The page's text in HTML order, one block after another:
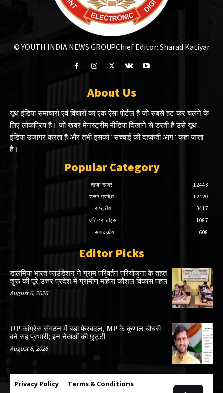
© YOUTH INDIA NEWS GROUPChief Editor: Sharad Katiyar
About Us
यूथ इंडिया समाचारों एवं विचारों का एक ऐसा पोर्टल है जो सबसे हट कर चलने के
लिए लोकप्रिय है। जो खबर मेनस्ट्रीम मीडिया दिखाने से डरती है उसे यूथ
इंडिया उजागर करता है और तभी इसको "सच्चाई की दहकती आग" कहा जाता
है।
Popular Category
ताज़ा खबरें
12443
उत्तर प्रदेश
12420
राष्ट्रीय
3417
एडिटर चॉइस
1087
संपादकीय
608
Editor Picks
डालमिया भारत फाउंडेशन ने ग्राम परिवर्तन परियोजना के तहत
शुरू की पूरे उत्तर प्रदेश में ग्रामीण महिला कौशल विकास पहल
August 6, 2026
UP कांग्रेस संगठन में बड़ा फेरबदल, MP के कुणाल चौधरी
बने सह प्रभारी; इन नेताओं की छुट्टी
August 6, 2026
Privacy Policy Terms & Conditions